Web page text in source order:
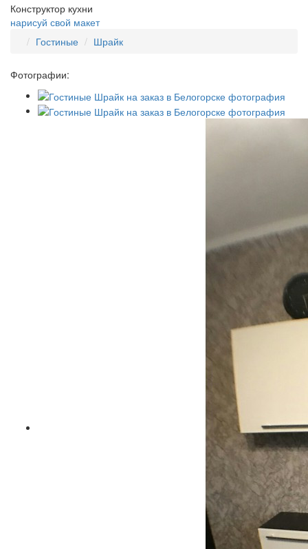
Конструктор кухни
нарисуй свой макет
Гостиные
Шрайк
Фотографии: